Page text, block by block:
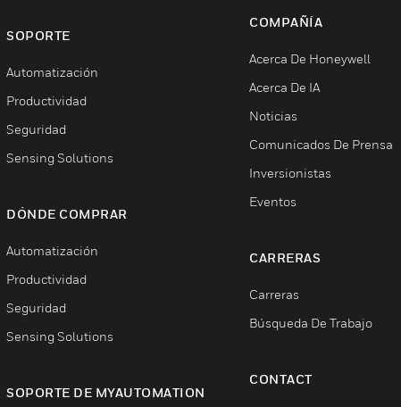
SOPORTE
Automatización
Productividad
Seguridad
Sensing Solutions
DÓNDE COMPRAR
Automatización
Productividad
Seguridad
Sensing Solutions
SOPORTE DE MYAUTOMATION
COMPAÑÍA
Acerca De Honeywell
Acerca De IA
Noticias
Comunicados De Prensa
Inversionistas
Eventos
CARRERAS
Carreras
Búsqueda De Trabajo
CONTACT